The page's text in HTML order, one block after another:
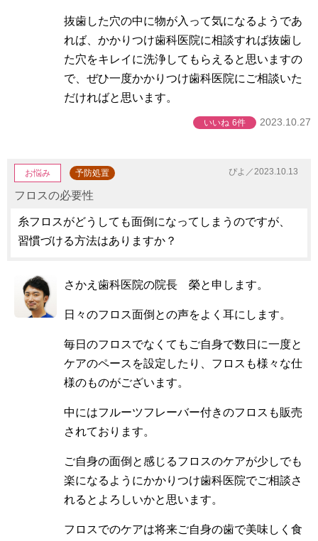
抜歯した穴の中に物が入って気になるようであ
れば、かかりつけ歯科医院に相談すれば抜歯し
た穴をキレイに洗浄してもらえると思いますの
で、ぜひ一度かかりつけ歯科医院にご相談いた
だければと思います。
いいね 6件 2023.10.27
ぴよ／2023.10.13
お悩み 予防処置
フロスの必要性
糸フロスがどうしても面倒になってしまうのですが、
習慣づける方法はありますか？
さかえ歯科医院の院長 榮と申します。
日々のフロス面倒との声をよく耳にします。
毎日のフロスでなくてもご自身で数日に一度と
ケアのペースを設定したり、フロスも様々な仕
様のものがございます。
中にはフルーツフレーバー付きのフロスも販売
されております。
ご自身の面倒と感じるフロスのケアが少しでも
楽になるようにかかりつけ歯科医院でご相談さ
れるとよろしいかと思います。
フロスでのケアは将来ご自身の歯で美味しく食